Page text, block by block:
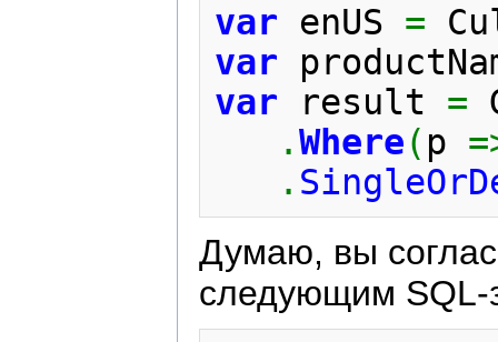
var enUS =
var
var result =
.Where( p
.
Думаю, вы
следующим SQL-